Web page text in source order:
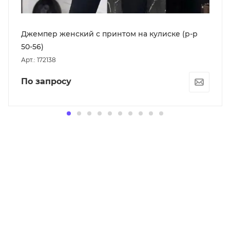
Джемпер женский с принтом на кулиске (р-р
50-56)
Арт.: 172138
По запросу